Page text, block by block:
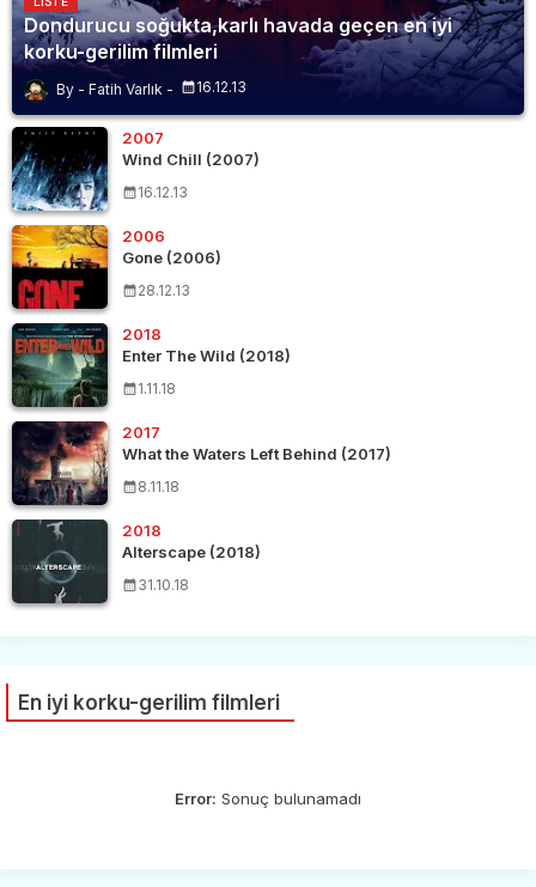
Dondurucu soğukta,karlı havada geçen en iyi
korku-gerilim filmleri
Fatih Varlık 16.12.13
2007
Wind Chill (2007)
16.12.13
2006
Gone (2006)
28.12.13
2018
Enter The Wild (2018)
1.11.18
2017
What the Waters Left Behind (2017)
8.11.18
2018
Alterscape (2018)
31.10.18
En iyi korku-gerilim filmleri
Error: Sonuç bulunamadı